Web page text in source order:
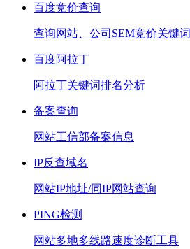
百度竞价查询
查询网站、公司SEM竞价关键词
百度阿拉丁
阿拉丁关键词排名分析
备案查询
网站工信部备案信息
IP反查域名
网站IP地址/同IP网站查询
PING检测
网站多地多线路速度诊断工具